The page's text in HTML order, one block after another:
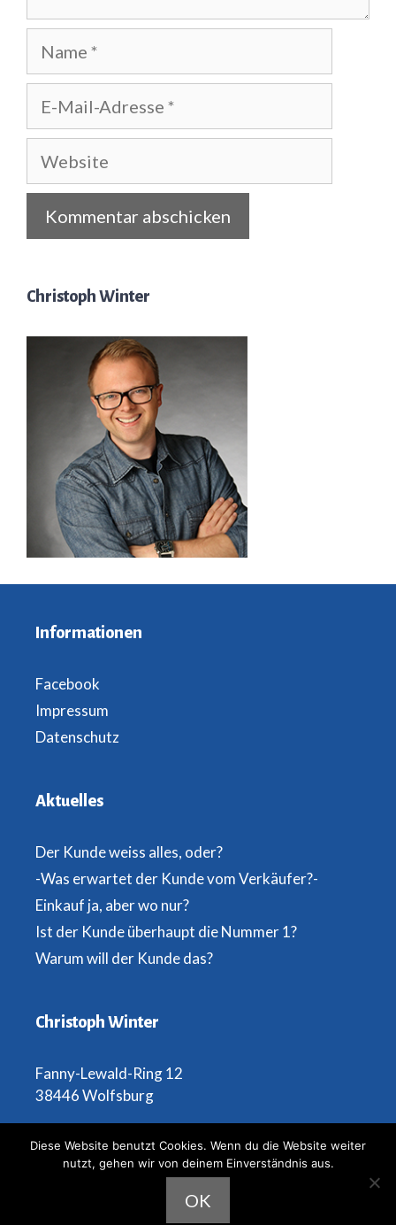
Name
Website
Christoph Winter
Informationen
Facebook
Impressum
Datenschutz
Aktuelles
Der Kunde weiss alles, oder?
-Was erwartet der Kunde vom Verkäufer?-
Einkauf ja, aber wo nur?
Ist der Kunde überhaupt die Nummer 1?
Warum will der Kunde das?
Christoph Winter
Fanny-Lewald-Ring 12
38446 Wolfsburg
Telefon: 0173 2947897
Diese Website benutzt Cookies. Wenn du die Website weiter
nutzt, gehen wir von deinem Einverständnis aus.
OK